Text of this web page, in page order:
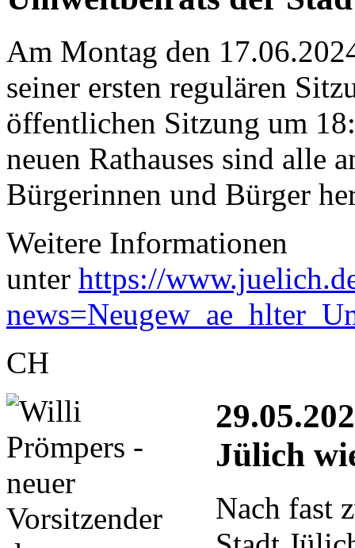
Am Montag den
seiner ersten regulären
öffentlichen Sitzung um
neuen Rathauses sind alle
Bürgerinnen und Bürger
Weitere Informationen
unter https://
CH
Jülich
Nach fast